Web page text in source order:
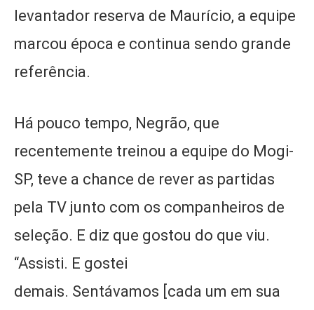
levantador reserva de Maurício, a equipe
marcou época e continua sendo grande
referência.
Há pouco tempo, Negrão, que
recentemente treinou a equipe do Mogi-
SP, teve a chance de rever as partidas
pela TV junto com os companheiros de
seleção. E diz que gostou do que viu.
“Assisti. E gostei
demais. Sentávamos [cada um em sua